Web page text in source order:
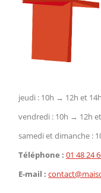
jeudi : 10h → 12h et
vendredi : 10h → 12h
samedi et dimanche :
Téléphone : 01 48 24
E-mail :